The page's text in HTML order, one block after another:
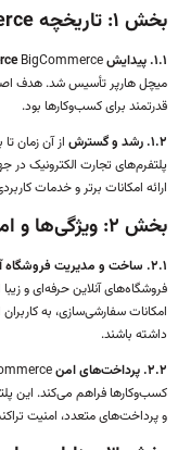
بخش ۱: تاریخچه BigCommerce
۱.۱. پیدایش BigCommerce
میچل هارپر تأسیس شد. هدف
قدرتمند برای کسب‌وکارها بود.
۱.۲. رشد و گسترش
پلتفرم‌های تجارت الکترونیک
ارائه امکانات برتر و خدمات
بخش ۲: ویژگی‌ها و امکانات BigCommerce
۲.۱. ساخت و مدیریت فروشگاه آنلاین
فروشگاه‌های آنلاین حرفه‌ای و زیبا
امکانات سفارشی‌سازی، به
داشته باشند.
۲.۲. پرداخت‌های امن
و پرداخت‌های متعدد، امنیت